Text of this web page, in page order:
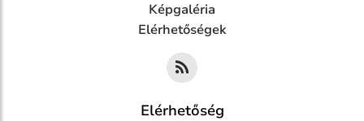
Képgaléria
Elérhetőségek
Elérhetőség